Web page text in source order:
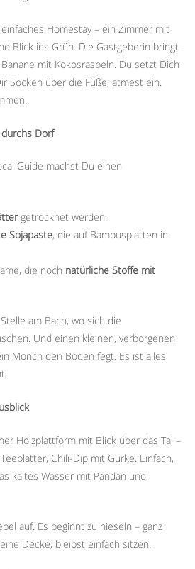
Homestay – ein Zimmer mit
Blick ins Grün. Die Gastgeberin bringt
mit Kokosraspeln. Du setzt Dich
Socken über die Füße, atmest ein.
durchs Dorf
Guide machst Du einen
getrocknet werden.
Sojapaste, die auf Bambusplatten in
die noch natürliche Stoffe mit
am Bach, wo sich die
Und einen kleinen, verborgenen
Mönch den Boden fegt. Es ist alles
Holzplattform mit Blick über das Tal –
Chili-Dip mit Gurke. Einfach,
kaltes Wasser mit Pandan und
auf. Es beginnt zu nieseln – ganz
Decke, bleibst einfach sitzen.